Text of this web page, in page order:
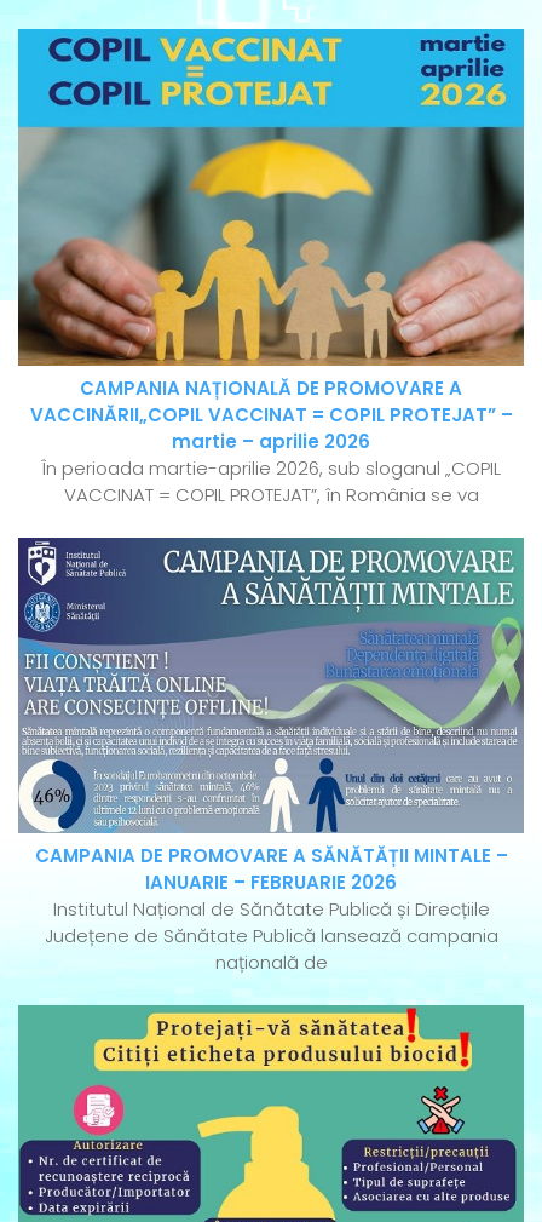
CAMPANIA NAȚIONALĂ DE PROMOVARE A
VACCINĂRII„COPIL VACCINAT = COPIL PROTEJAT” –
martie – aprilie 2026
În perioada martie-aprilie 2026, sub sloganul „COPIL
VACCINAT = COPIL PROTEJAT”, în România se va
CAMPANIA DE PROMOVARE A SĂNĂTĂȚII MINTALE –
IANUARIE – FEBRUARIE 2026
Institutul Național de Sănătate Publică și Direcțiile
Județene de Sănătate Publică lansează campania
națională de